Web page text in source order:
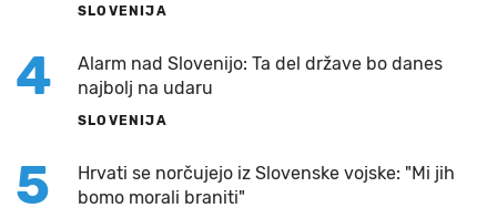
SLOVENIJA
4
Alarm nad Slovenijo: Ta del države bo danes
najbolj na udaru
SLOVENIJA
5
Hrvati se norčujejo iz Slovenske vojske: "Mi jih
bomo morali braniti"